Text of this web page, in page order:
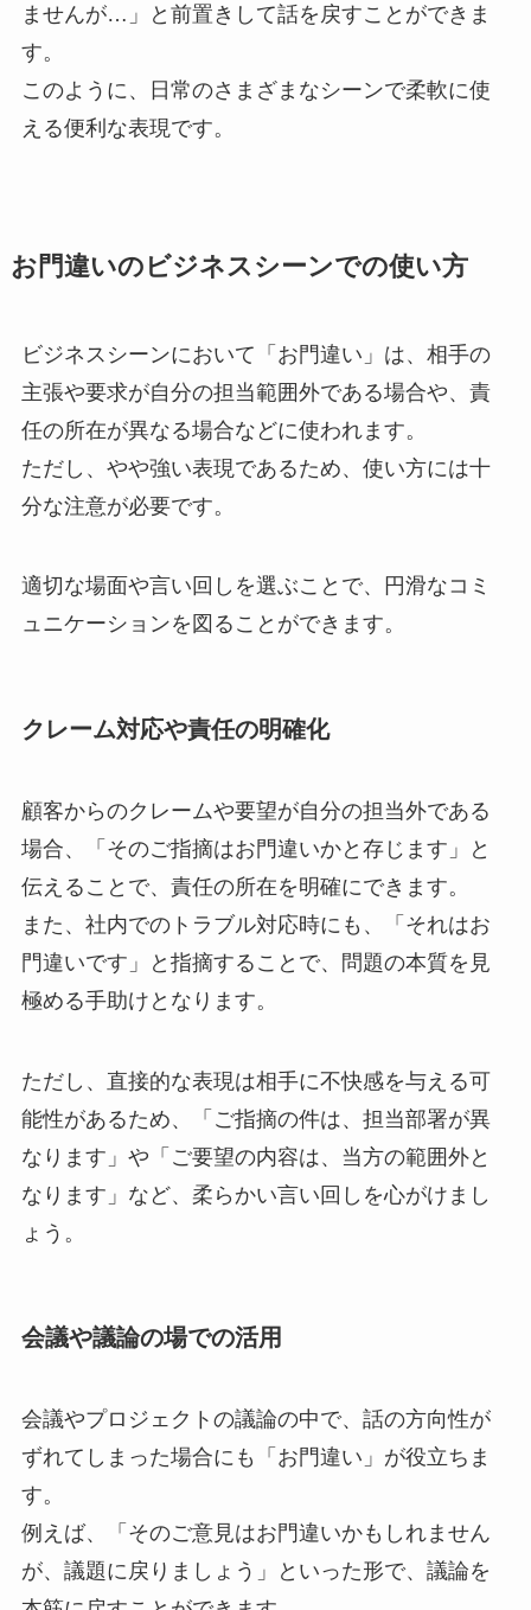
ませんが…」と前置きして話を戻すことができま
す。
このように、日常のさまざまなシーンで柔軟に使
える便利な表現です。
お門違いのビジネスシーンでの使い方
ビジネスシーンにおいて「お門違い」は、相手の
主張や要求が自分の担当範囲外である場合や、責
任の所在が異なる場合などに使われます。
ただし、やや強い表現であるため、使い方には十
分な注意が必要です。
適切な場面や言い回しを選ぶことで、円滑なコミ
ュニケーションを図ることができます。
クレーム対応や責任の明確化
顧客からのクレームや要望が自分の担当外である
場合、「そのご指摘はお門違いかと存じます」と
伝えることで、責任の所在を明確にできます。
また、社内でのトラブル対応時にも、「それはお
門違いです」と指摘することで、問題の本質を見
極める手助けとなります。
ただし、直接的な表現は相手に不快感を与える可
能性があるため、「ご指摘の件は、担当部署が異
なります」や「ご要望の内容は、当方の範囲外と
なります」など、柔らかい言い回しを心がけまし
ょう。
会議や議論の場での活用
会議やプロジェクトの議論の中で、話の方向性が
ずれてしまった場合にも「お門違い」が役立ちま
す。
例えば、「そのご意見はお門違いかもしれません
が、議題に戻りましょう」といった形で、議論を